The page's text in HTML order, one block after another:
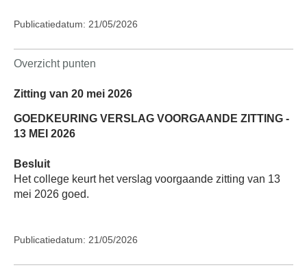
Publicatiedatum: 21/05/2026
Overzicht punten
Zitting van 20 mei 2026
GOEDKEURING VERSLAG VOORGAANDE ZITTING -
13 MEI 2026
Besluit
Het college keurt het verslag voorgaande zitting van 13
mei 2026 goed.
Publicatiedatum: 21/05/2026